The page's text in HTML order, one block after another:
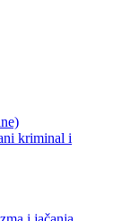
kriminal i